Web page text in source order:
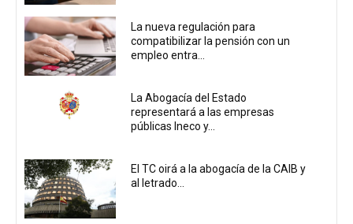
La nueva regulación para
compatibilizar la pensión con un
empleo entra...
La Abogacía del Estado
representará a las empresas
públicas Ineco y...
El TC oirá a la abogacía de la CAIB y
al letrado...